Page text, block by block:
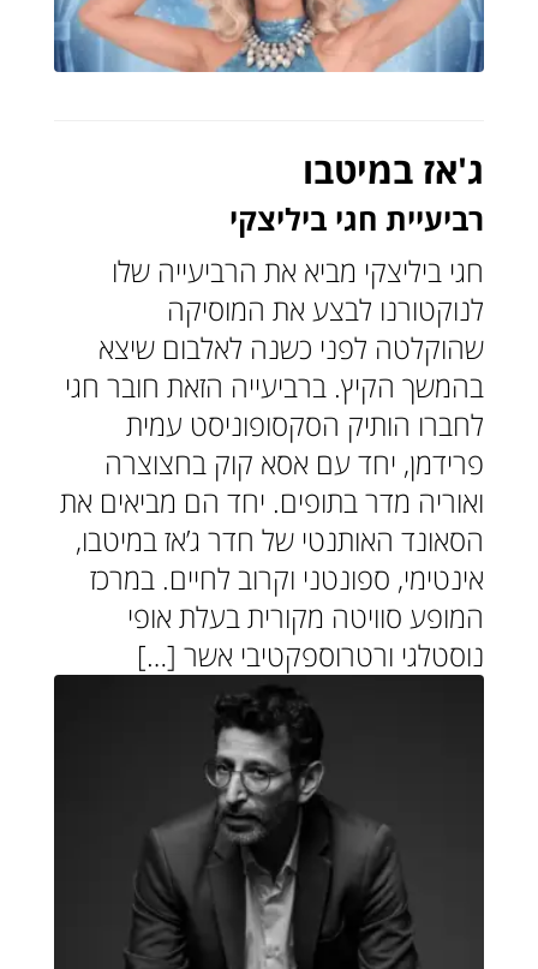
ג'אז במיטבו
רביעיית חגי ביליצקי
חגי ביליצקי מביא את הרביעייה שלו
לנוקטורנו לבצע את המוסיקה
שהוקלטה לפני כשנה לאלבום שיצא
בהמשך הקיץ. ברביעייה הזאת חובר חגי
לחברו הותיק הסקסופוניסט עמית
פרידמן, יחד עם אסא קוק בחצוצרה
ואוריה מדר בתופים. יחד הם מביאים את
הסאונד האותנטי של חדר ג’אז במיטבו,
אינטימי, ספונטני וקרוב לחיים. במרכז
המופע סוויטה מקורית בעלת אופי
נוסטלגי ורטרוספקטיבי אשר […]